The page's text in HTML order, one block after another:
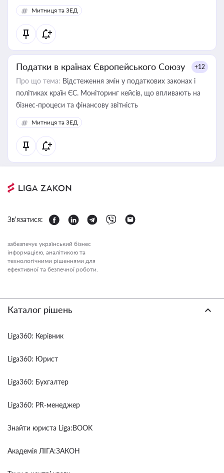
Митниця та ЗЕД
Податки в країнах Європейського Союзу +12
Про що тема: Відстеження змін у податкових законах і
політиках країн ЄС. Моніторинг кейсів, що впливають на
бізнес-процеси та фінансову звітність
Митниця та ЗЕД
Зв'язатися:
забезпечує український бізнес
інформацією, аналітикою та
технологічними рішеннями для
ефективної та безпечної роботи.
Каталог рішень
Liga360: Керівник
Liga360: Юрист
Liga360: Бухгалтер
Liga360: PR-менеджер
Знайти юриста Liga:BOOK
Академія ЛІГА:ЗАКОН